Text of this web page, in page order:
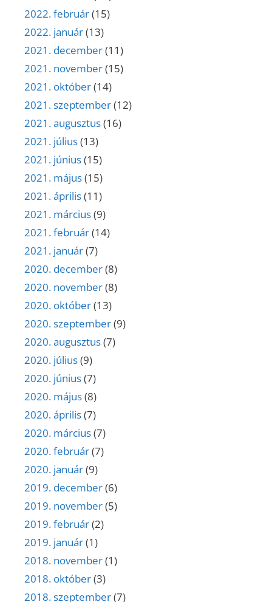
2022. február(15)
2022. január(13)
2021. december(11)
2021. november(15)
2021. október(14)
2021. szeptember(12)
2021. augusztus(16)
2021. július(13)
2021. június(15)
2021. május(15)
2021. április(11)
2021. március(9)
2021. február(14)
2021. január(7)
2020. december(8)
2020. november(8)
2020. október(13)
2020. szeptember(9)
2020. augusztus(7)
2020. július(9)
2020. június(7)
2020. május(8)
2020. április(7)
2020. március(7)
2020. február(7)
2020. január(9)
2019. december(6)
2019. november(5)
2019. február(2)
2019. január(1)
2018. november(1)
2018. október(3)
2018. szeptember(7)